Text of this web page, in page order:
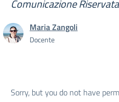
Comunicazione Riservata
Maria Zangoli
Docente
Sorry, but you do not have